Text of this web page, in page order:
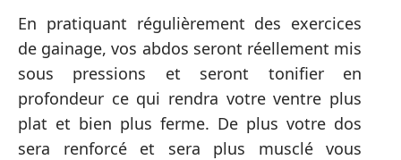
En pratiquant régulièrement des exercices
de gainage, vos abdos seront réellement mis
sous pressions et seront tonifier en
profondeur ce qui rendra votre ventre plus
plat et bien plus ferme. De plus votre dos
sera renforcé et sera plus musclé vous